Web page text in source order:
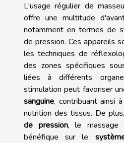
L'usage régulier de
offre une multitude
notamment en termes de
de pression. Ces appareils
les techniques de
des zones spécifiques
liées à différents
stimulation peut favoriser
sanguine, contribuant ainsi
nutrition des tissus. De
de pression, le massage
bénéfique sur le